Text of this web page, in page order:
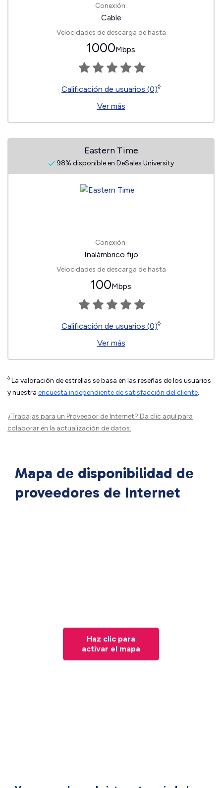
Conexión:
Cable
Velocidades de descarga de hasta
1000Mbps
Calificación de usuarios (0)◊
Ver más
Eastern Time
98% disponible en DeSales University
Conexión:
Inalámbrico fijo
Velocidades de descarga de hasta
100Mbps
Calificación de usuarios (0)◊
Ver más
◊ La valoración de estrellas se basa en las reseñas de los usuarios
y nuestra encuesta independiente de satisfacción del cliente.
¿Trabajas para un Proveedor de Internet? Da clic aquípara
colaborar en la actualización de datos.
Mapa de disponibilidad de
proveedores de Internet
Haz clic para
activar el mapa